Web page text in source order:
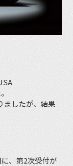
ましたが、結果
、第2次受付が